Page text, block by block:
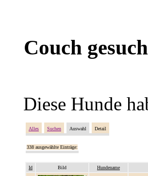
Couch
Diese Hunde
Alles Suchen Auswahl Detail
338 ausgewählte Einträge:
Id Bild Hundename